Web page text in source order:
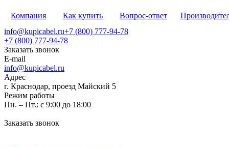
Компания Как купить Вопрос-ответ
info@kupicabel.ru+7 (800) 777-94-78
+7 (800) 777-94-78
Заказать звонок
E-mail
info@kupicabel.ru
Адрес
г. Краснодар, проезд Майский 5
Режим работы
Пн. – Пт.: с 9:00 до 18:00
Заказать звонок